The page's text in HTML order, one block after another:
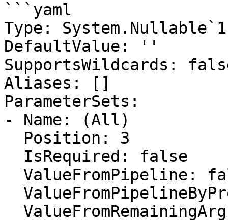
```yaml
Type:
DefaultValue: ''
SupportsWildcards:
Aliases: []
ParameterSets:
- Name: (All)